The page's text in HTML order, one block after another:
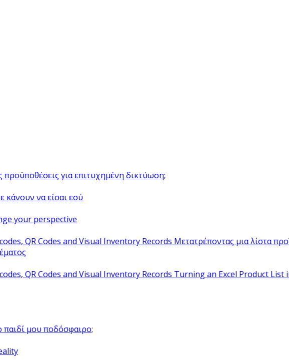
προϋποθέσεις για επιτυχημένη δικτύωση;
κάνουν να είσαι εσύ
your perspective
Μετατρέποντας μια λίστα
Turning an Excel Product List
παιδί μου ποδόσφαιρο;